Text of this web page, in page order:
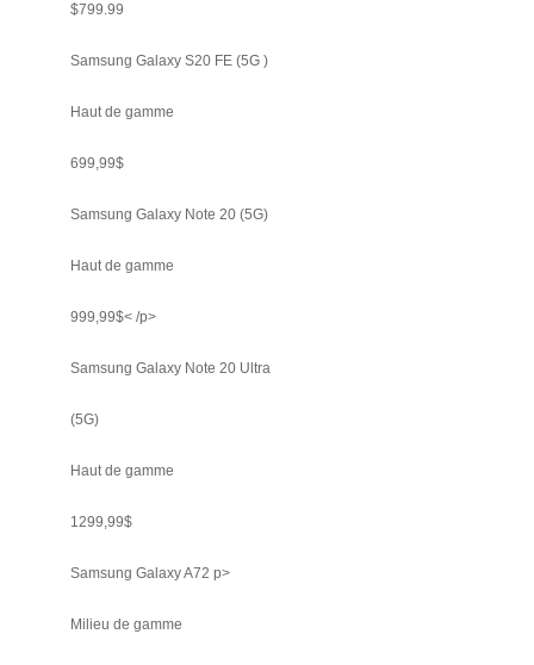
$799.99
Samsung Galaxy S20 FE (5G )
Haut de gamme
699,99$
Samsung Galaxy Note 20 (5G)
Haut de gamme
999,99$< /p>
Samsung Galaxy Note 20 Ultra
(5G)
Haut de gamme
1299,99$
Samsung Galaxy A72 p>
Milieu de gamme